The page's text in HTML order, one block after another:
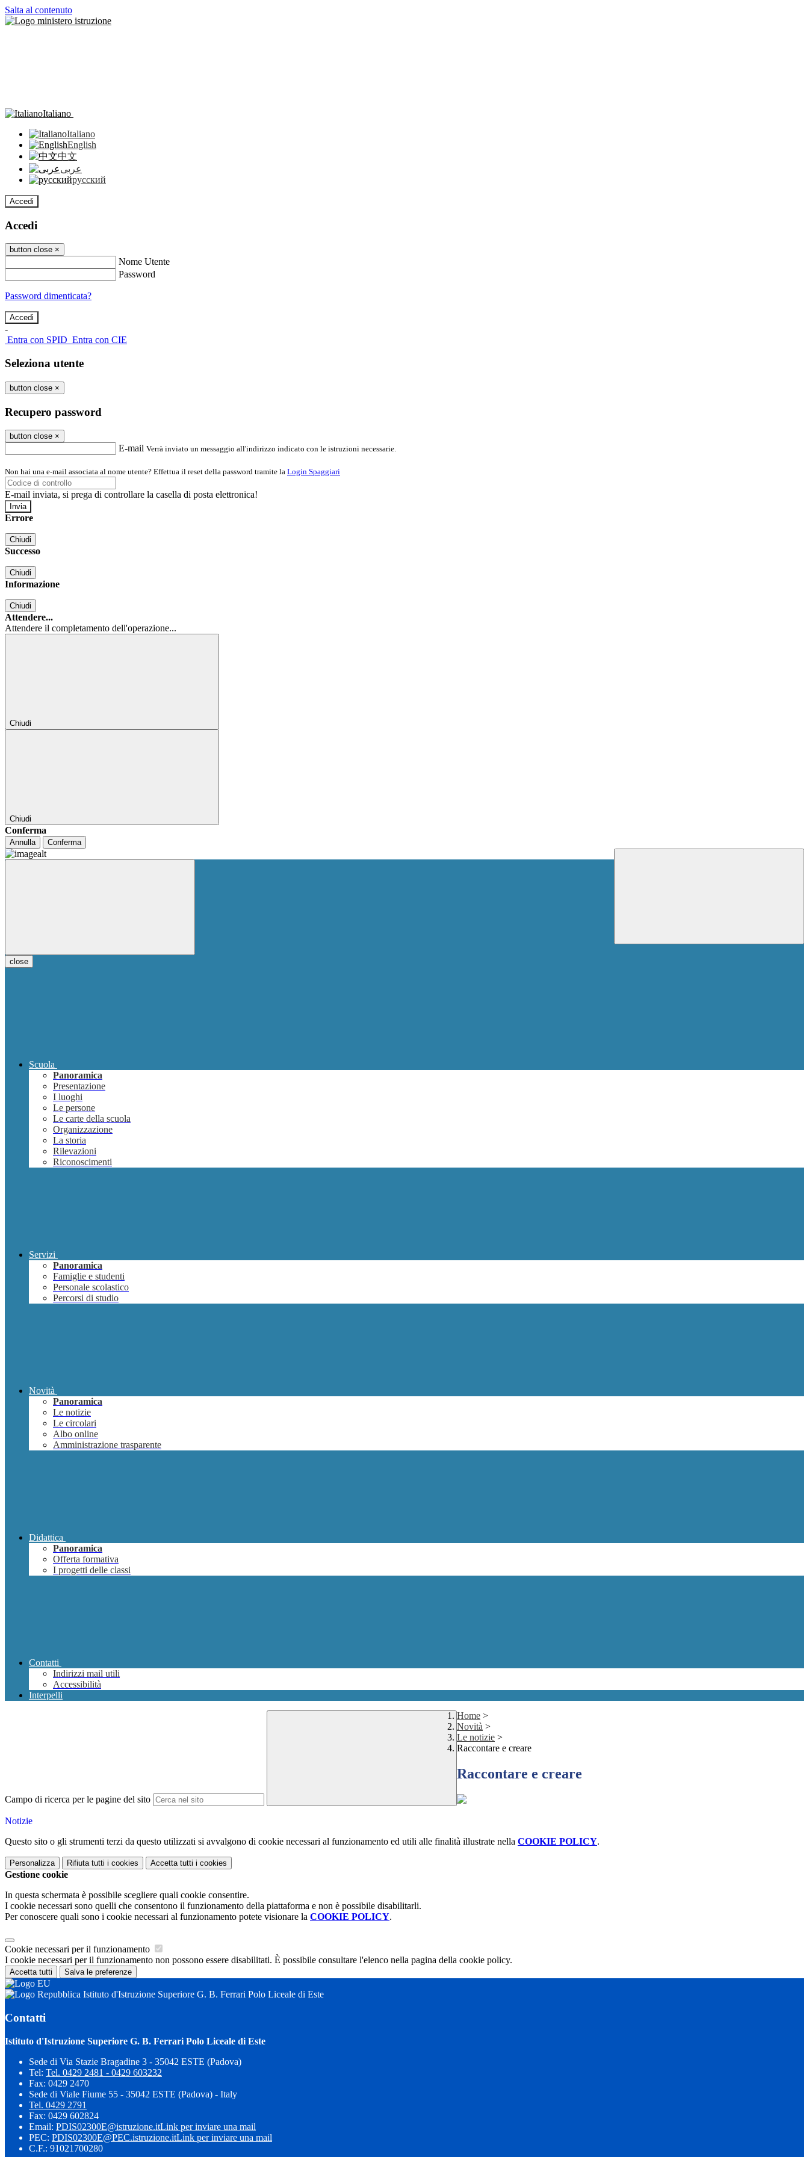
Salta al contenuto
Italiano
Italiano
English
中文
عربى
русский
Accedi
Accedi
button close ×
Nome Utente
Password
Password dimenticata?
-
Entra con SPID Entra con CIE
Seleziona utente
button close ×
Recupero password
button close ×
E-mail Verrà inviato un messaggio all'indirizzo indicato con le istruzioni necessarie.
Non hai una e-mail associata al nome utente? Effettua il reset della password tramite la Login Spaggiari
E-mail inviata, si prega di controllare la casella di posta elettronica!
Errore
Chiudi
Successo
Chiudi
Informazione
Chiudi
Attendere...
Attendere il completamento dell'operazione...
Chiudi
Chiudi
Conferma
Annulla Conferma
close
Scuola
Panoramica
Presentazione
I luoghi
Le persone
Le carte della scuola
Organizzazione
La storia
Rilevazioni
Riconoscimenti
Servizi
Panoramica
Famiglie e studenti
Personale scolastico
Percorsi di studio
Novità
Panoramica
Le notizie
Le circolari
Albo online
Amministrazione trasparente
Didattica
Panoramica
Offerta formativa
I progetti delle classi
Contatti
Indirizzi mail utili
Accessibilità
Interpelli
Campo di ricerca per le pagine del sito
Home >
Novità >
Le notizie >
Raccontare e creare
Raccontare e creare
Notizie
Questo sito o gli strumenti terzi da questo utilizzati si avvalgono di cookie necessari al funzionamento ed utili alle finalità illustrate nella COOKIE POLICY.
Personalizza Rifiuta tutti i cookies Accetta tutti i cookies
Gestione cookie
In questa schermata è possibile scegliere quali cookie consentire.
I cookie necessari sono quelli che consentono il funzionamento della piattaforma e non è possibile disabilitarli.
Per conoscere quali sono i cookie necessari al funzionamento potete visionare la COOKIE POLICY.
Cookie necessari per il funzionamento
I cookie necessari per il funzionamento non possono essere disabilitati. È possibile consultare l'elenco nella pagina della cookie policy.
Accetta tutti Salva le preferenze
Istituto d'Istruzione Superiore G. B. Ferrari Polo Liceale di Este
Contatti
Istituto d'Istruzione Superiore G. B. Ferrari Polo Liceale di Este
Sede di Via Stazie Bragadine 3 - 35042 ESTE (Padova)
Tel: Tel. 0429 2481 - 0429 603232
Fax: 0429 2470
Sede di Viale Fiume 55 - 35042 ESTE (Padova) - Italy
Tel. 0429 2791
Fax: 0429 602824
Email: PDIS02300E@istruzione.itLink per inviare una mail
PEC: PDIS02300E@PEC.istruzione.itLink per inviare una mail
C.F.: 91021700280